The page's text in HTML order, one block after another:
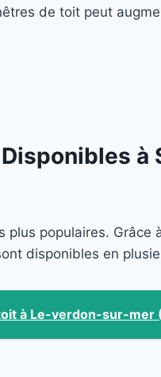
de toit peut
plus populaires.
disponibles en
à Le-verdon-sur-mer